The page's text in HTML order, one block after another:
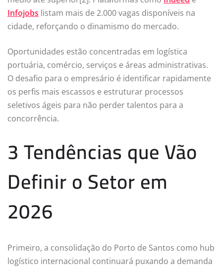
Infojobs listam mais de 2.000 vagas disponíveis na
cidade, reforçando o dinamismo do mercado.
Oportunidades estão concentradas em logística
portuária, comércio, serviços e áreas administrativas.
O desafio para o empresário é identificar rapidamente
os perfis mais escassos e estruturar processos
seletivos ágeis para não perder talentos para a
concorrência.
3 Tendências que Vão
Definir o Setor em
2026
Primeiro, a consolidação do Porto de Santos como hub
logístico internacional continuará puxando a demanda